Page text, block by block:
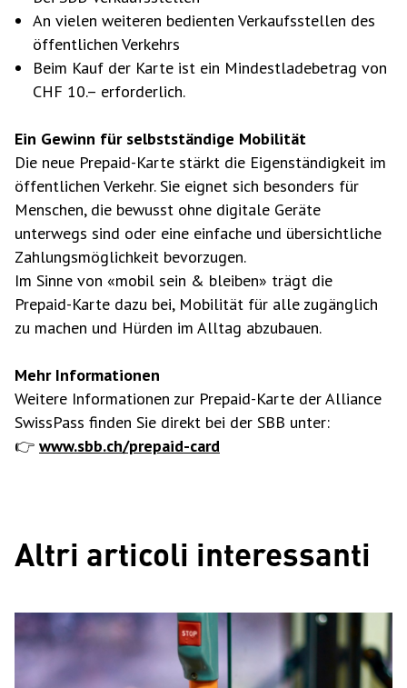
An vielen weiteren bedienten Verkaufsstellen des
öffentlichen Verkehrs
Beim Kauf der Karte ist ein Mindestladebetrag von
CHF 10.– erforderlich.
Ein Gewinn für selbstständige Mobilität
Die neue Prepaid-Karte stärkt die Eigenständigkeit im
öffentlichen Verkehr. Sie eignet sich besonders für
Menschen, die bewusst ohne digitale Geräte
unterwegs sind oder eine einfache und übersichtliche
Zahlungsmöglichkeit bevorzugen.
Im Sinne von «mobil sein & bleiben» trägt die
Prepaid-Karte dazu bei, Mobilität für alle zugänglich
zu machen und Hürden im Alltag abzubauen.
Mehr Informationen
Weitere Informationen zur Prepaid-Karte der Alliance
SwissPass finden Sie direkt bei der SBB unter:
👉 www.sbb.ch/prepaid-card
Altri articoli interessanti